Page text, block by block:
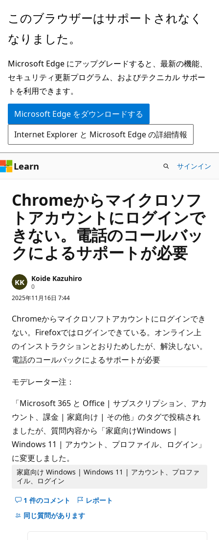
メ
ン
ン
テ
ン
ツ
に
ス
キ
ッ
プ
このブラウザーはサポートされなく
なりました。
Microsoft Edge にアップグレードすると、最新の機能、
セキュリティ更新プログラム、およびテクニカル サポー
トを利用できます。
Microsoft Edge をダウンロードする
Internet Explorer と Microsoft Edge の詳細情報
Learn サインイン
Chromeからマイクロソフ
トアカウントにログインで
きない。電話のコールバッ
クによるサポートが必要
Koide Kazuhiro
0評
価
の
イ
ン
ト
2025年11月16日 7:44
Chromeからマイクロソフトアカウントにログインでき
ない。Firefoxではログインできている。オンライン上
のインストラクションとおりためしたが、解決しない。
電話のコールバックによるサポートが必要
モデレーター注：
「Microsoft 365 と Office | サブスクリプション、アカ
ウント、課金 | 家庭向け | その他」のタグで投稿され
ましたが、質問内容から「家庭向けWindows |
Windows 11 | アカウント、プロファイル、ログイン」
に変更しました。
家庭向け Windows | Windows 11 | アカウント、プロファ
イル、ログイン
1 件のコメント
こ
の
レポート
同じ質問があります